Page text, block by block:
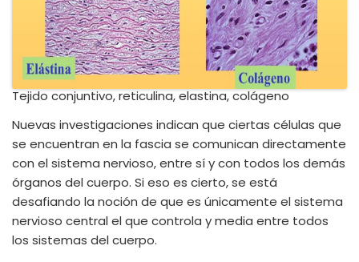
Tejido conjuntivo, reticulina, elastina, colágeno
Nuevas investigaciones indican que ciertas células que
se encuentran en la fascia se comunican directamente
con el sistema nervioso, entre sí y con todos los demás
órganos del cuerpo. Si eso es cierto, se está
desafiando la noción de que es únicamente el sistema
nervioso central el que controla y media entre todos
los sistemas del cuerpo.